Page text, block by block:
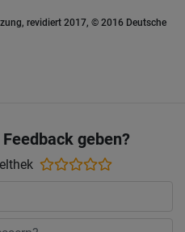
revidiert 2017, © 2016 Deutsche
geben?